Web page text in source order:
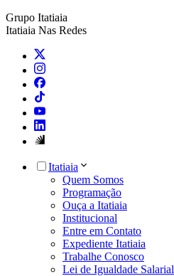
Grupo Itatiaia
Itatiaia Nas Redes
Itatiaia
Quem Somos
Programação
Ouça a Itatiaia
Institucional
Entre em Contato
Expediente Itatiaia
Trabalhe Conosco
Lei de Igualdade Salarial